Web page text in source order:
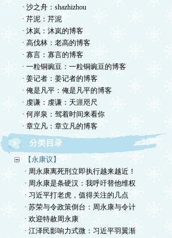
· 沙之舟：shazhizhou
· 芹泥：芹泥
· 沐岚：沐岚的博客
· 高伐林：老高的博客
· 寡言：寡言的博客
· 一粒铜豌豆：一粒铜豌豆的博客
· 姜记者：姜记者的博客
· 俺是凡平：俺是凡平的博客
· 虔谦：虔谦：天涯咫尺
· 何岸泉：驾着时间来看你
· 章立凡：章立凡的博客
分类目录
【永康议】
· 周永康离死刑立即执行越来越近！
· 周永康是条硬汉：我呼吁替他维权
· 习近平打老虎，值得关注的几点
· 苏荣与令政策倒台：周永康与令计
· 欢迎特赦周永康
· 江泽民影响力式微：习近平羽翼渐